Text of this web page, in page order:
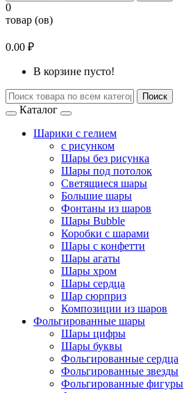
0
товар (ов)
0.00 ₽
В корзине пусто!
Поиск
Каталог
Шарики с гелием
с рисунком
Шары без рисунка
Шары под потолок
Светящиеся шары
Большие шары
Фонтаны из шаров
Шары Bubble
Коробки с шарами
Шары с конфетти
Шары агаты
Шары хром
Шары сердца
Шар сюрприз
Композиции из шаров
Фольгированные шары
Шары цифры
Шары буквы
Фольгированные сердца
Фольгированные звезды
Фольгированные фигуры